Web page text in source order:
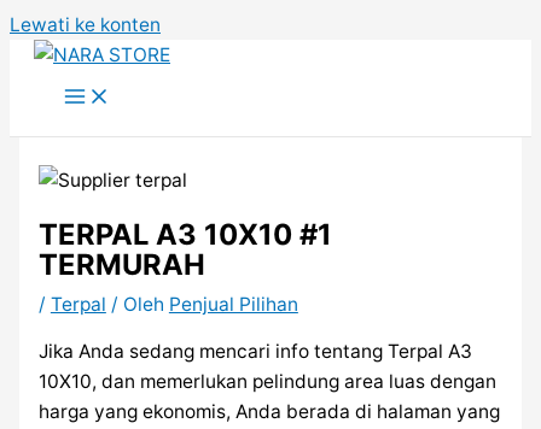
Lewati ke konten
TERPAL A3 10X10 #1
TERMURAH
/ Terpal / Oleh Penjual Pilihan
Jika Anda sedang mencari info tentang Terpal A3
10X10, dan memerlukan pelindung area luas dengan
harga yang ekonomis, Anda berada di halaman yang